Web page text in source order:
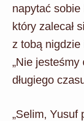
napytać sobie
który zalecał
z tobą nigdzie
„Nie
długiego
„Selim, Yusuf